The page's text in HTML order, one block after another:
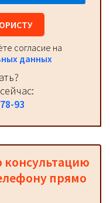
согласие на
данных
93
прямо